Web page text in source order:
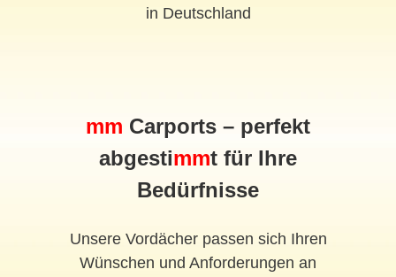
in Deutschland
mm Carports – perfekt
abgestimmt für Ihre
Bedürfnisse
Unsere Vordächer passen sich Ihren
Wünschen und Anforderungen an